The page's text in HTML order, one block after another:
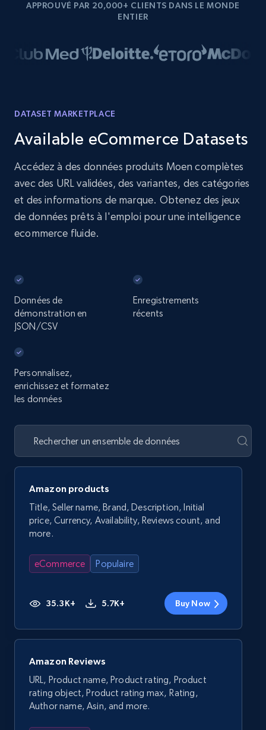
APPROUVÉ PAR 20,000+ CLIENTS DANS LE MONDE
ENTIER
DATASET MARKETPLACE
Available eCommerce Datasets
Accédez à des données produits Moen complètes
avec des URL validées, des variantes, des catégories
et des informations de marque. Obtenez des jeux
de données prêts à l'emploi pour une intelligence
ecommerce fluide.
Données de
démonstration en
JSON/CSV
Enregistrements
récents
Personnalisez,
enrichissez et formatez
les données
Amazon products
Title, Seller name, Brand, Description, Initial
price, Currency, Availability, Reviews count, and
more.
eCommerce Populaire
35.3K+ 5.7K+ Buy Now
Amazon Reviews
URL, Product name, Product rating, Product
rating object, Product rating max, Rating,
Author name, Asin, and more.